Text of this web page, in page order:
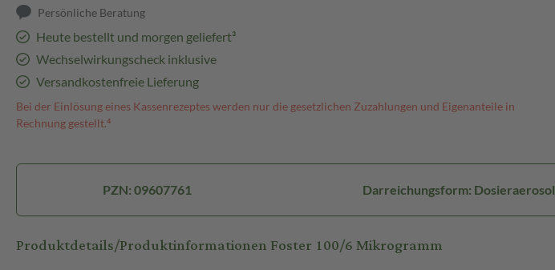
Persönliche Beratung
Heute bestellt und morgen geliefert³
Wechselwirkungscheck inklusive
Versandkostenfreie Lieferung
Bei der Einlösung eines Kassenrezeptes werden nur die gesetzlichen Zuzahlungen und Eigenanteile in
Rechnung gestellt.⁴
PZN: 09607761 Darreichungsform: Dosieraerosol
Produktdetails/Produktinformationen Foster 100/6 Mikrogramm